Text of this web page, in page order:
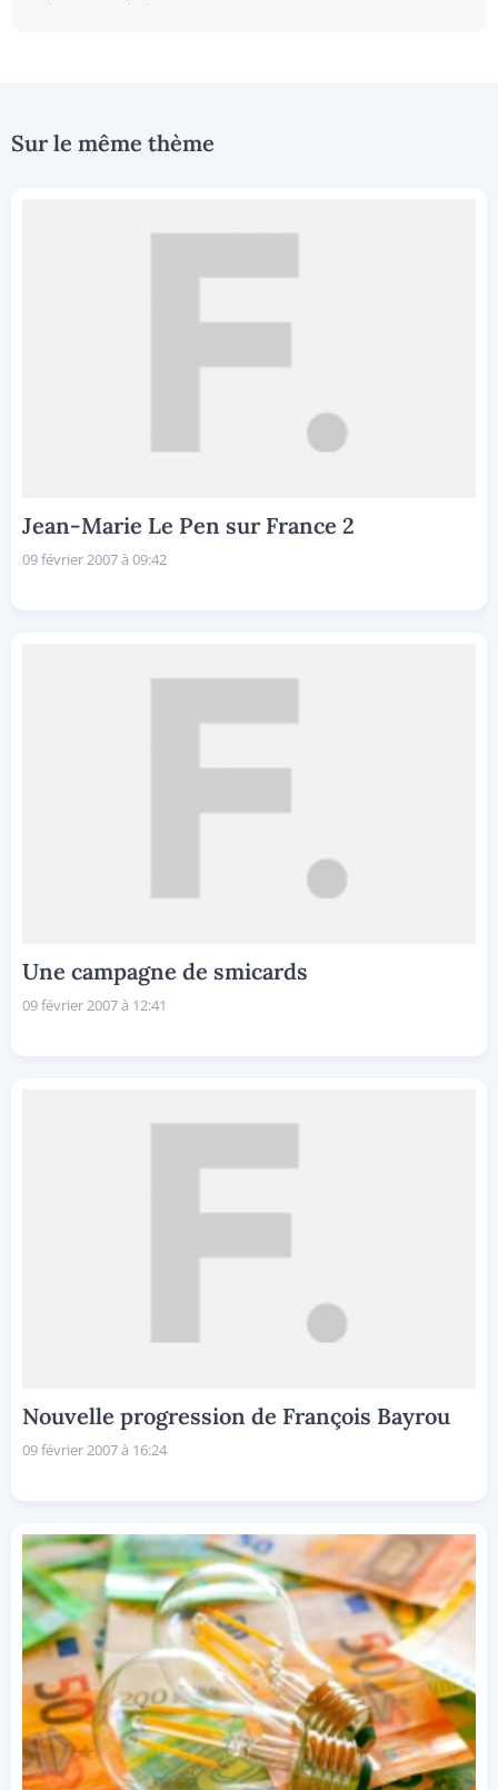
Sur le même thème
Jean-Marie Le Pen sur France 2
09 février 2007 à 09:42
Une campagne de smicards
09 février 2007 à 12:41
Nouvelle progression de François Bayrou
09 février 2007 à 16:24